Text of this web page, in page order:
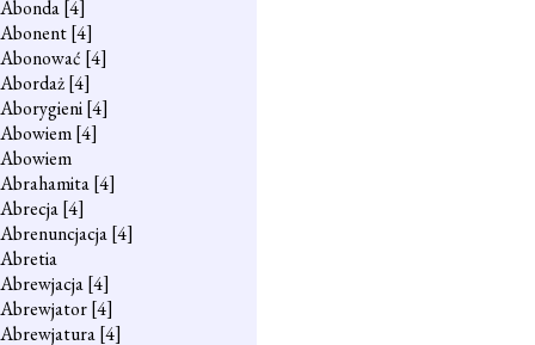
Abonda[4]
Abonent[4]
Abonować [4]
Abordaż[4]
Aborygieni[4]
Abowiem[4]
Abowiem
Abrahamita[4]
Abrecja[4]
Abrenuncjacja[4]
Abretia
Abrewjacja[4]
Abrewjator[4]
Abrewjatura[4]